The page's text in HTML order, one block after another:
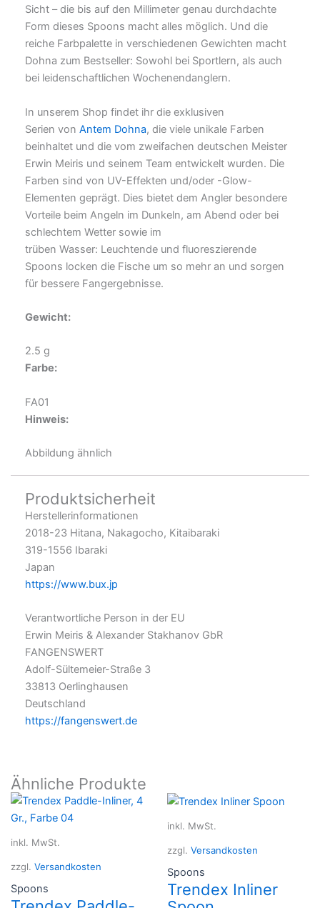
Sicht – die bis auf den Millimeter genau durchdachte
Form dieses Spoons macht alles möglich. Und die
reiche Farbpalette in verschiedenen Gewichten macht
Dohna zum Bestseller: Sowohl bei Sportlern, als auch
bei leidenschaftlichen Wochenendanglern.
In unserem Shop findet ihr die exklusiven
Serien von Antem Dohna, die viele unikale Farben
beinhaltet und die vom zweifachen deutschen Meister
Erwin Meiris und seinem Team entwickelt wurden. Die
Farben sind von UV-Effekten und/oder -Glow-
Elementen geprägt. Dies bietet dem Angler besondere
Vorteile beim Angeln im Dunkeln, am Abend oder bei
schlechtem Wetter sowie im
trüben Wasser: Leuchtende und fluoreszierende
Spoons locken die Fische um so mehr an und sorgen
für bessere Fangergebnisse.
Gewicht:
2.5 g
Farbe:
FA01
Hinweis:
Abbildung ähnlich
Produktsicherheit
Herstellerinformationen
2018-23 Hitana, Nakagocho, Kitaibaraki
319-1556 Ibaraki
Japan
https://www.bux.jp
Verantwortliche Person in der EU
Erwin Meiris & Alexander Stakhanov GbR
FANGENSWERT
Adolf-Sültemeier-Straße 3
33813 Oerlinghausen
Deutschland
https://fangenswert.de
Ähnliche Produkte
inkl. MwSt.
zzgl. Versandkosten
Spoons
inkl. MwSt.
zzgl. Versandkosten
Spoons
Trendex Inliner